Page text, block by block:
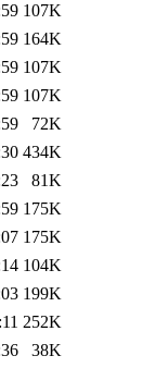
107K
164K
107K
107K
72K
434K
81K
175K
175K
104K
199K
252K
38K